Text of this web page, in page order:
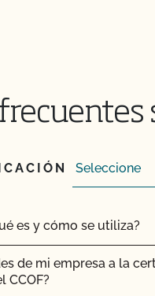
es y cómo se utiliza?
de mi empresa a la
CCOF?
de Transición?
orgánicos los sistemas
mis productos